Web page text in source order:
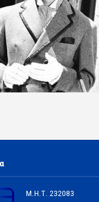
Μ.Η.Τ. 232083